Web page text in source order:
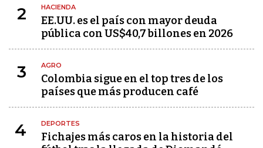
2 HACIENDA
EE.UU. es el país con mayor deuda
pública con US$40,7 billones en 2026
3 AGRO
Colombia sigue en el top tres de los
países que más producen café
4 DEPORTES
Fichajes más caros en la historia del